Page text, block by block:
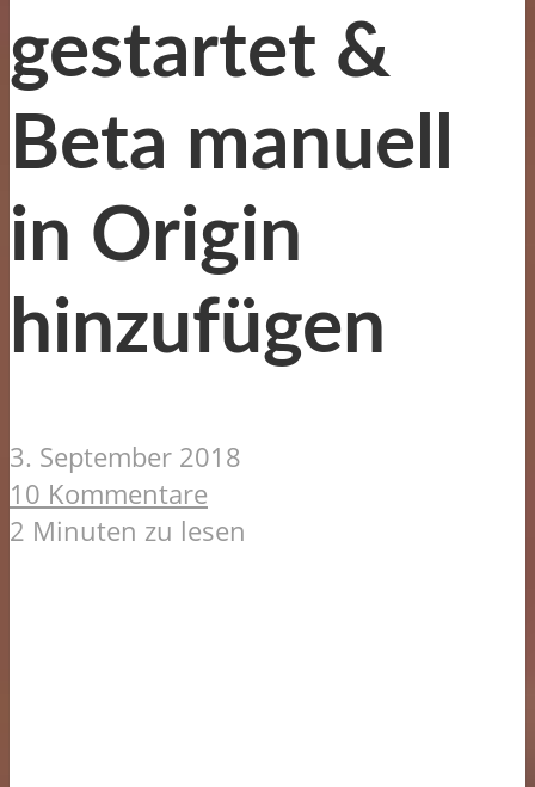
gestartet &
Beta manuell
in Origin
hinzufügen
3. September 2018
10 Kommentare
2 Minuten zu lesen